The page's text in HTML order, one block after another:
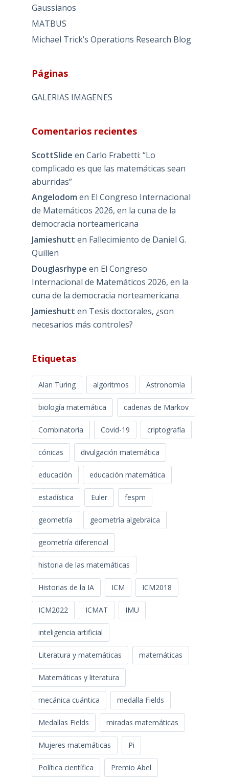
Gaussianos
MATBUS
Michael Trick’s Operations Research Blog
Páginas
GALERIAS IMAGENES
Comentarios recientes
ScottSlide en Carlo Frabetti: “Lo
complicado es que las matemáticas sean
aburridas”
Angelodom en El Congreso Internacional
de Matemáticos 2026, en la cuna de la
democracia norteamericana
Jamieshutt en Fallecimiento de Daniel G.
Quillen
Douglasrhype en El Congreso
Internacional de Matemáticos 2026, en la
cuna de la democracia norteamericana
Jamieshutt en Tesis doctorales, ¿son
necesarios más controles?
Etiquetas
Alan Turing algoritmos Astronomía
biología matemática cadenas de Markov
Combinatoria Covid-19 criptografía
cónicas divulgación matemática
educación educación matemática
estadística Euler fespm
geometría geometría algebraica
geometría diferencial
historia de las matemáticas
Historias de la IA ICM ICM2018
ICM2022 ICMAT IMU
inteligencia artificial
Literatura y matemáticas matemáticas
Matemáticas y literatura
mecánica cuántica medalla Fields
Medallas Fields miradas matemáticas
Mujeres matemáticas Pi
Política científica Premio Abel